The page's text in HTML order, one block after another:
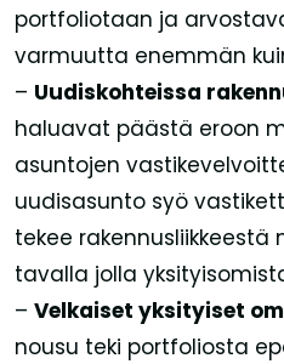
portfoliotaan ja
varmuutta enemmän
– Uudiskohteissa
haluavat päästä eroon
asuntojen
uudisasunto syö
tekee
tavalla jolla
– Velkaiset yksityiset
nousu teki portfoliosta